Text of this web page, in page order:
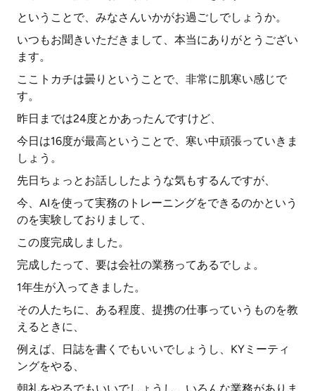
ということで、みなさんいかがお過ごしでしょうか。
いつもお聞きいただきまして、本当にありがとうござい
ます。
ここトカチは曇りということで、非常に肌寒い感じで
す。
昨日までは24度とかあったんですけど、
今日は16度が最高ということで、寒い中頑張っていきま
しょう。
先日ちょっとお話ししたような気もするんですが、
今、AIを使って実務のトレーニングをできるのかという
のを実験しておりまして、
この度完成しました。
完成したって、要は会社の業務ってあるでしょ。
1年生が入ってきました。
その人たちに、ある程度、提携の仕事っていうものを教
えるときに、
例えば、日誌を書くでもいいでしょうし、KYミーティ
ングをやる、